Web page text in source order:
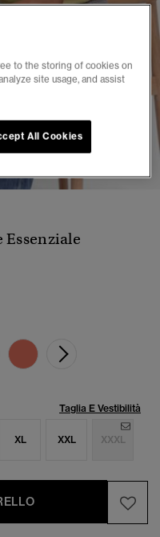
5 6 7
Taglia E Vestibilità
XL XXL XXXL
to the storing of cookies on
site usage, and assist
All Cookies